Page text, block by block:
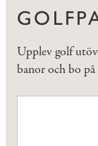
Upplev golf
banor och bo